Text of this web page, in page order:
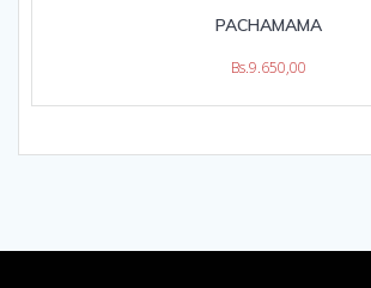
PACHAMAMA
Bs.9.650,00